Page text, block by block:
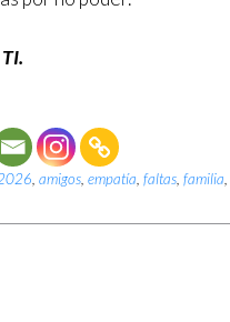
amigos empatía faltas familia